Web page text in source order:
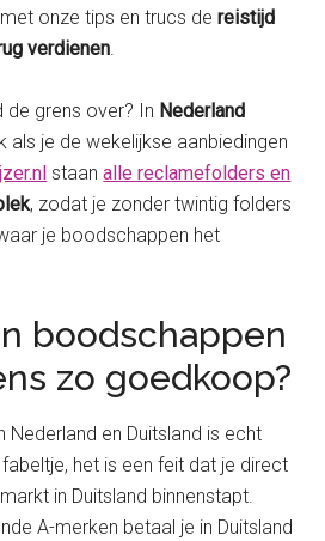
onze tips en trucs dereistijd
verdienen.
de grens over? In Nederland
als je de wekelijkse aanbiedingen
staanalle reclamefolders en
, zodat je zonder twintig folders
je boodschappen het
boodschappen
zo goedkoop?
Nederland en Duitsland is echt
het is een feit dat je direct
in Duitsland binnenstapt.
A-merken betaal je in Duitsland